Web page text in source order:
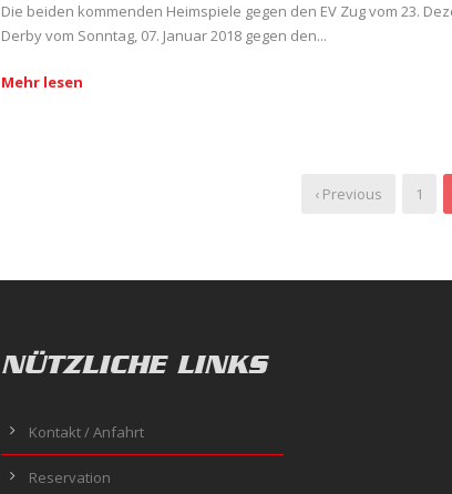
Die beiden kommenden Heimspiele gegen den EV Zug vom 23.
Derby vom Sonntag, 07. Januar 2018 gegen den...
Mehr lesen
‹ Previous 1
NÜTZLICHE LINKS
Kontakt / Anfahrt
Reservation